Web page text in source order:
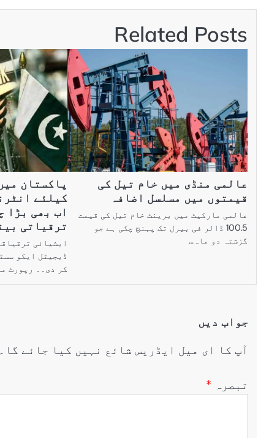
Related Posts
عالمی منڈی میں خام تیل کی
قیمتوں میں مسلسل اضافہ
عالمی مارکیٹ میں برینٹ خام تیل کی قیمت
100.5 ڈالر فی بیرل تک پہنچ چکی ہے جو
گزشتہ دو ماہ…
پاکستان
کیلئے
اب بھی بڑا
ترقیاتی
ایشیائی
ڈیجیٹل ایکو
کر دی۔۔ رپورٹ
جواب دیں
آپ کا ای میل ایڈریس شائع نہیں کیا جائے گا۔
تبصرہ *